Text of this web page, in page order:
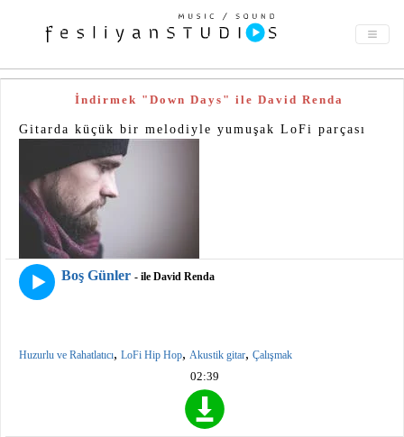
İndirmek "Down Days" ile David Renda
Gitarda küçük bir melodiyle yumuşak LoFi parçası
Boş Günler - ile David Renda
Huzurlu ve Rahatlatıcı, LoFi Hip Hop, Akustik gitar, Çalışmak
02:39